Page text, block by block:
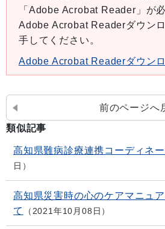
「Adobe Acrobat Reader」が
Adobe Acrobat Readerダウン
手してください。
Adobe Acrobat Readerダウン
前のページへ
類似記事
高知県難病診療連携コーディネ
日
高知県災害時の心のケアマニュ
て
2021年10月08日